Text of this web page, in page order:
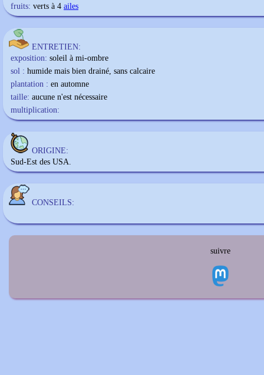
fruits: verts à 4 ailes
ENTRETIEN:
exposition: soleil à mi-ombre
sol : humide mais bien drainé, sans calcaire
plantation : en automne
taille: aucune n'est nécessaire
multiplication:
ORIGINE:
Sud-Est des USA.
CONSEILS:
suivre